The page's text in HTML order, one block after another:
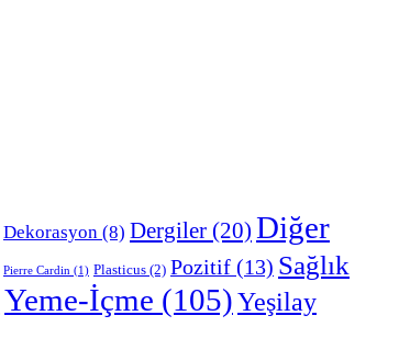
Dekorasyon (8) Dergiler (20) Diğer
Pierre Cardin (1) Plasticus (2) Pozitif (13) Sağlık
Yeme-İçme (105)Yeşilay